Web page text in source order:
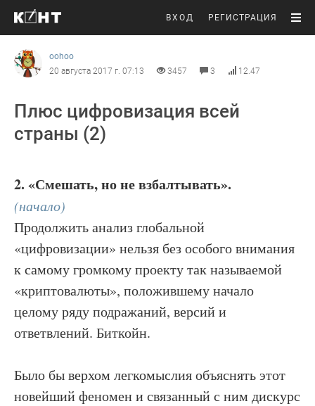
ВХОД РЕГИСТРАЦИЯ
oohoo
20 августа 2017 г. 07:13
3457 3 12.47
Плюс цифровизация всей
страны (2)
2. «Смешать, но не взбалтывать».
(начало)
Продолжить анализ глобальной
«цифровизации» нельзя без особого внимания
к самому громкому проекту так называемой
«криптовалюты», положившему начало
целому ряду подражаний, версий и
ответвлений. Биткойн.
Было бы верхом легкомыслия объяснять этот
новейший феномен и связанный с ним дискурс